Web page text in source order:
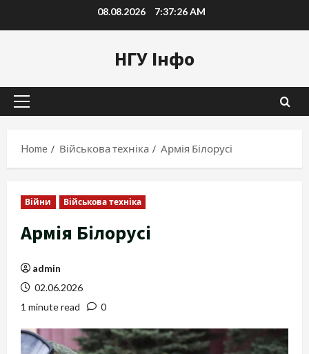
to
08.08.2026 7:37:27 AM
НГУ Інфо
Primary
Home
Військова техніка Армія Білорусі
Війни Військова техніка
Армія Білорусі
admin
02.06.2026
1 minute read
0